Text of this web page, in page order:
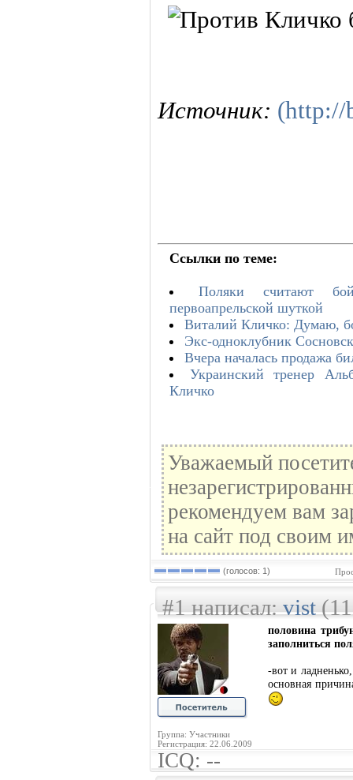
Источник: (http://
Ссылки по теме:
Поляки считают
первоапрельской шуткой
Виталий Кличко: Думаю,
Экс-одноклубник
Вчера началась продажа
Украинский тренер
Кличко
Уважаемый
рекомендуем вам
на сайт под своим
(голосов: 1)
#1 написал:vist(11
Группа: Участники
Регистрация: 22.06.2009
половина
заполниться
-вот и
основная
ICQ: --